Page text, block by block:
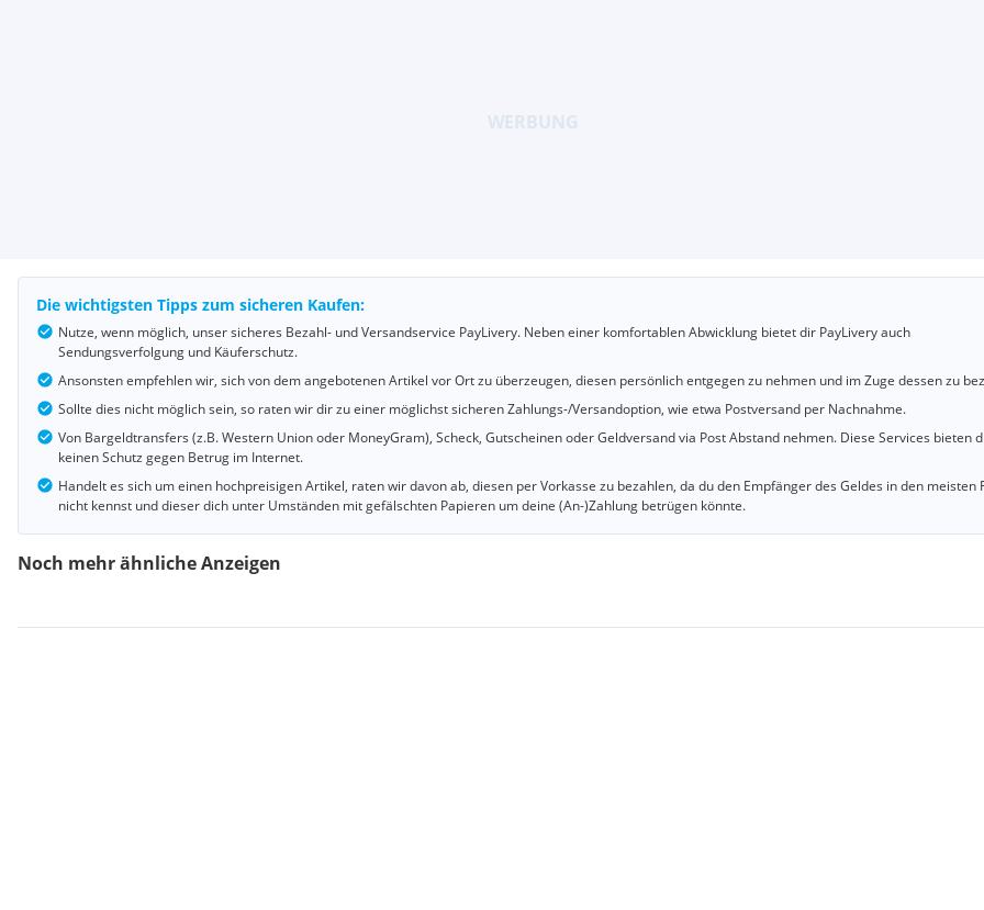
Die wichtigsten Tipps zum sicheren Kaufen:
Nutze, wenn möglich, unser sicheres Bezahl- und Versandservice PayLivery. Neben einer komfortablen Abwicklung bietet dir PayLivery auch
Sendungsverfolgung und Käuferschutz.
Ansonsten empfehlen wir, sich von dem angebotenen Artikel vor Ort zu überzeugen, diesen persönlich entgegen zu nehmen und im Zuge dessen zu
Sollte dies nicht möglich sein, so raten wir dir zu einer möglichst sicheren Zahlungs-/Versandoption, wie etwa Postversand per Nachnahme.
Von Bargeldtransfers (z.B. Western Union oder MoneyGram), Scheck, Gutscheinen oder Geldversand via Post Abstand nehmen. Diese Services bieten
keinen Schutz gegen Betrug im Internet.
Handelt es sich um einen hochpreisigen Artikel, raten wir davon ab, diesen per Vorkasse zu bezahlen, da du den Empfänger des Geldes in den meisten
nicht kennst und dieser dich unter Umständen mit gefälschten Papieren um deine (An-)Zahlung betrügen könnte.
Noch mehr ähnliche Anzeigen